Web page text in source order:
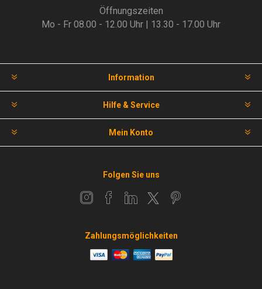
Öffnungszeiten
Mo - Fr 08.00 - 12.00 Uhr | 13.30 - 17.00 Uhr
Information
Hilfe & Service
Mein Konto
Folgen Sie uns
Zahlungsmöglichkeiten